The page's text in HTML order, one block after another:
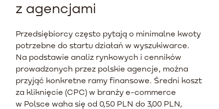
z agencjami
Przedsiębiorcy często pytają o minimalne kwoty
potrzebne do startu działań w wyszukiwarce.
Na podstawie analiz rynkowych i cenników
prowadzonych przez polskie agencje, można
przyjąć konkretne ramy finansowe. Średni koszt
za kliknięcie (CPC) w branży e-commerce
w Polsce waha się od 0,50 PLN do 3,00 PLN,